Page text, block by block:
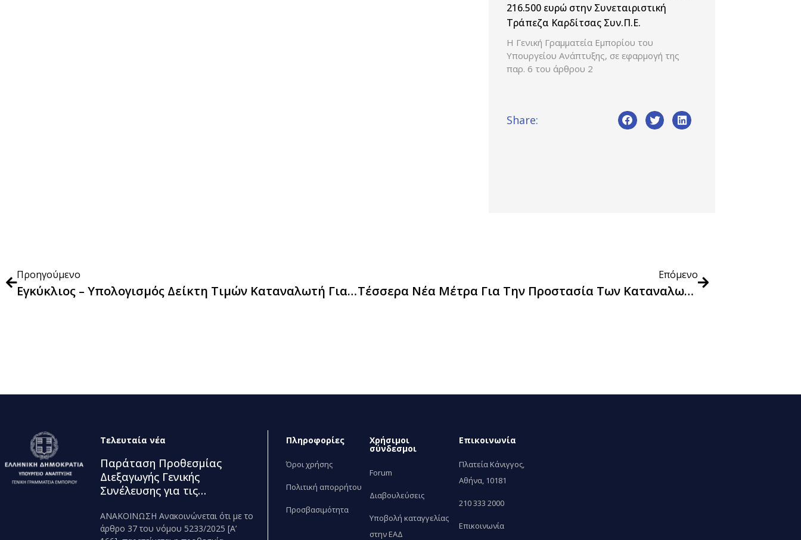
216.500 ευρώ στην Συνεταιριστική
Τράπεζα Καρδίτσας Συν.Π.Ε.
Η Γενική Γραμματεία Εμπορίου του
Υπουργείου Ανάπτυξης, σε εφαρμογή της
παρ. 6 του άρθρου 2
Share:
Προηγούμενο
Εγκύκλιος – Υπολογισμός Δείκτη Τιμών Καταναλωτή Για Παραδόσεις Αγαθών Που Έλαβαν Χώρα Εντός Του Μηνός Σεπτεμβρίου 2023
Επόμενο
Τέσσερα Νέα Μέτρα Για Την Προστασία Των Καταναλωτών
Τελευταία νέα
Παράταση Προθεσμίας
Διεξαγωγής Γενικής
Συνέλευσης για τις
που δραστηριοποιούνται
στον κλάδο της Βιομηχανίας
ΑΝΑΚΟΙΝΩΣΗ Ανακοινώνεται ότι με το
άρθρο 37 του νόμου 5233/2025 [Α’
Πληροφορίες
Όροι χρήσης
Πολιτική απορρήτου
Προσβασιμότητα
Χρήσιμοι
σύνδεσμοι
Forum
Διαβουλεύσεις
Υποβολή καταγγελίας
στην ΕΑΔ
Επικοινωνία
Πλατεία Κάνιγγος,
Αθήνα, 10181
210 333 2000
Επικοινωνία